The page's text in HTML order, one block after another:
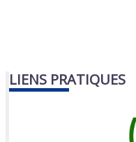
LIENS PRATIQUES